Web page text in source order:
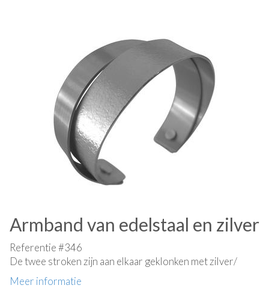
Armband van edelstaal en zilver
Referentie #346
De twee stroken zijn aan elkaar geklonken met zilver/
Meer informatie